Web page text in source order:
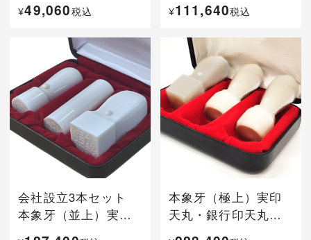
ット
¥49,060税込 ¥111,640税込
会社設立3本セット
本象牙（並上）実印
本象牙（極上）実印
天丸・銀行印天丸・